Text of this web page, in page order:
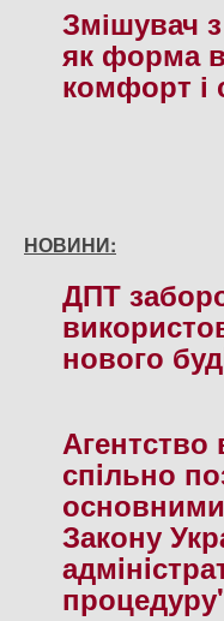
Змішувач
як форма
комфорт і
НОВИНИ:
ДПТ
нового
спiльно
Закону